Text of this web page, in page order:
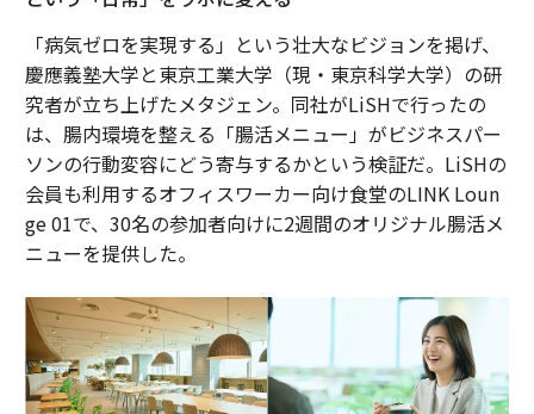
「病気ゼロを実現する」という壮大なビジョンを掲げ、
慶應義塾大学と東京工業大学（現・東京科学大学）の研
究者が立ち上げたメタジェン。同社がLiSHで行ったの
は、腸内環境を整える「腸活メニュー」がビジネスパー
ソンの行動変容にどう寄与するかという検証だ。LiSHの
会員も利用するオフィスワーカー向け食堂のLINK Loun
ge 01で、30名の参加者向けに2週間のオリジナル腸活メ
ニューを提供した。